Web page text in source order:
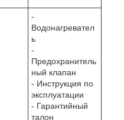
-
Водонагревател
ь
-
Предохранитель
ный клапан
- Инструкция по
эксплуатации
- Гарантийный
талон